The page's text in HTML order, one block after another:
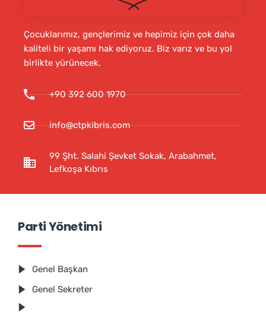
Çocuklarımız, gençlerimiz ve hepimiz için çok daha
kaliteli bir yaşamı hak ediyoruz. Biz varız ve bu yol
birlikte yürünecek.
+90 392 600 1970
info@ctpkibris.com
99 Şht. Salahi Şevket Sokak, Arabahmet,
Lefkoşa Kıbrıs
Parti Yönetimi
Genel Başkan
Genel Sekreter